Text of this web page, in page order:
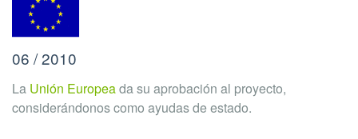
06 / 2010
La Unión Europeada su aprobación al proyecto,
considerándonos como ayudas de estado.